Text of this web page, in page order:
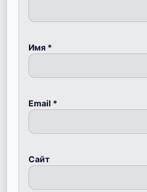
Имя *
Email *
Сайт